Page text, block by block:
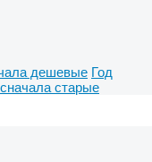
дешевые Год
старые